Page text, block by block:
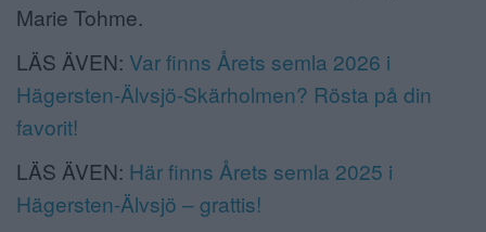
Marie Tohme.
LÄS ÄVEN: Var finns Årets semla 2026 i
Hägersten-Älvsjö-Skärholmen? Rösta på din
favorit!
LÄS ÄVEN: Här finns Årets semla 2025 i
Hägersten-Älvsjö – grattis!